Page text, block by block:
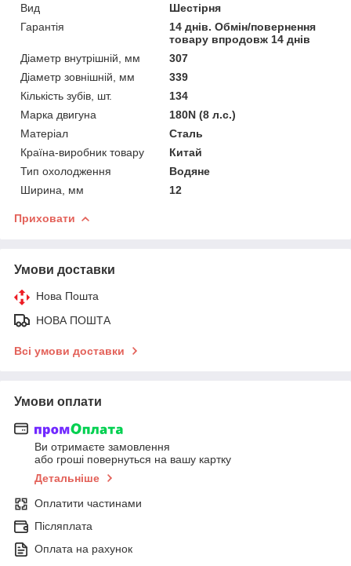
Вид
Шестірня
Гарантія
14 днів. Обмін/повернення
товару впродовж 14 днів
Діаметр внутрішній, мм
307
Діаметр зовнішній, мм
339
Кількість зубів, шт.
134
Марка двигуна
180N (8 л.с.)
Матеріал
Сталь
Країна-виробник товару
Китай
Тип охолодження
Водяне
Ширина, мм
12
Приховати
Умови доставки
Нова Пошта
НОВА ПОШТА
Всі умови доставки
Умови оплати
Ви отримаєте замовлення
або гроші повернуться на вашу картку
Детальніше
Оплатити частинами
Післяплата
Оплата на рахунок